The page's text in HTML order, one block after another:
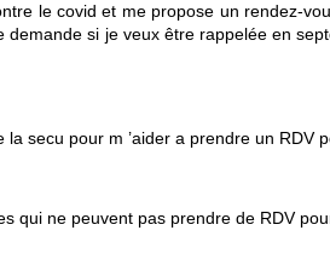
le covid et me propose un rendez-
demande si je veux être rappelée en
secu pour m ’aider a prendre un RDV
qui ne peuvent pas prendre de RDV